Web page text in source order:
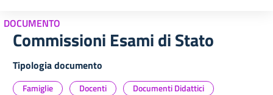
DOCUMENTO
Commissioni Esami di Stato
Tipologia documento
Famiglie Docenti Documenti Didattici